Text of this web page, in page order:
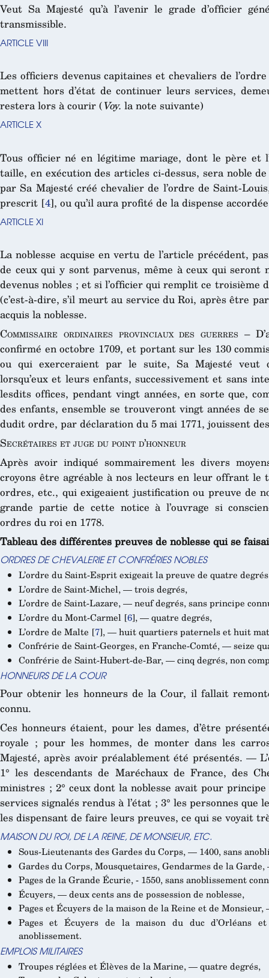
Veut Sa Majesté qu’à l’avenir le grade d’officier
transmissible.
ARTICLE VIII
Les officiers devenus capitaines et chevaliers de
mettent hors d’état de continuer leurs services,
restera lors à courir (Voy. la note suivante)
ARTICLE X
Tous officier né en légitime mariage, dont le père et
taille, en exécution des articles ci-dessus, sera noble
par Sa Majesté créé chevalier de l’ordre de Saint-
prescrit [4], ou qu’il aura profité de la dispense
ARTICLE XI
La noblesse acquise en vertu de l’article précédent,
de ceux qui y sont parvenus, même à ceux qui seront
devenus nobles ; et si l’officier qui remplit ce troisième
(c’est-à-dire, s’il meurt au service du Roi, après être
acquis la noblesse.
Commissaire ordinaires provinciaux des guerres –
confirmé en octobre 1709, et portant sur les 130
ou qui exerceraient par le suite, Sa Majesté veut
lorsqu’eux et leurs enfants, successivement et sans
lesdits offices, pendant vingt années, en sorte que,
des enfants, ensemble se trouveront vingt années de
dudit ordre, par déclaration du 5 mai 1771, jouissent
Secrétaires et juge du point d’honneur
Après avoir indiqué sommairement les divers
croyons être agréable à nos lecteurs en leur offrant le
ordres, etc., qui exigeaient justification ou preuve de
grande partie de cette notice à l’ouvrage si
ordres du roi en 1778.
Tableau des différentes preuves de noblesse qui se
ORDRES DE CHEVALERIE ET CONFRÉRIES NOBLES
L’ordre du Saint-Esprit exigeait la preuve de quatre degrés
L’ordre de Saint-Michel, — trois degrés,
L’ordre de Saint-Lazare, — neuf degrés, sans principe
L’ordre du Mont-Carmel[6], — quatre degrés,
L’ordre de Malte [7], — huit quartiers paternels et huit
Confrérie de Saint-Georges, en Franche-Comté, — seize
Confrérie de Saint-Hubert-de-Bar, — cinq degrés, non
HONNEURS DE LA COUR
Pour obtenir les honneurs de la Cour, il fallait
connu.
Ces honneurs étaient, pour les dames, d’être
royale ; pour les hommes, de monter dans les
Majesté, après avoir préalablement été présentés. —
1° les descendants de Maréchaux de France, des
ministres ; 2° ceux dont la noblesse avait pour
services signalés rendus à l’état ; 3° les personnes que
les dispensant de faire leurs preuves, ce qui se voyait
MAISON DU ROI, DE LA REINE, DE MONSIEUR, ETC.
Sous-Lieutenants des Gardes du Corps, — 1400, sans
Gardes du Corps, Mousquetaires, Gendarmes de la
Pages de la Grande Écurie, - 1550, sans anoblissement
Écuyers, — deux cents ans de possession de noblesse,
Pages et Écuyers de la maison de la Reine et de
Pages et Écuyers de la maison du duc d’Orléans
anoblissement.
EMPLOIS MILITAIRES
Troupes réglées et Élèves de la Marine, — quatre degrés,